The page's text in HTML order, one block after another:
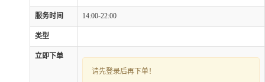
服务时间 14:00-22:00
类型
立即下单
请先登录后再下单！